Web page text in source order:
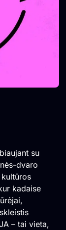
su
dvaro
kadaise